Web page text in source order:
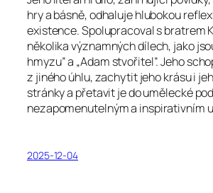
hry a básně, odhaluje hlubokou
existence. Spolupracoval s bratrem
několika významných dílech, jako
hmyzu” a „Adam stvořitel”. Jeho
z jiného úhlu, zachytit jeho krásu i
stránky a přetavit je do umělecké
nezapomenutelným a inspirativním
2025-12-04